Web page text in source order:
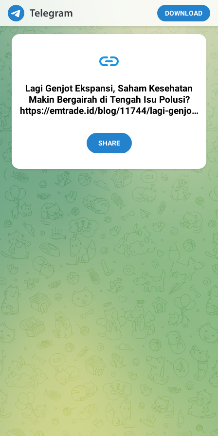
DOWNLOAD
Lagi Genjot Ekspansi, Saham Kesehatan
Makin Bergairah di Tengah Isu Polusi?
https://emtrade.id/blog/11744/lagi-genjot-
bergairah-di-tengah-isu-polusi
SHARE